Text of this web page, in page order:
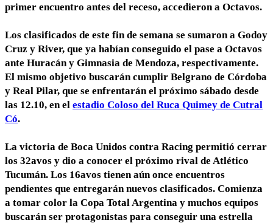
primer encuentro antes del receso, accedieron a Octavos.
Los clasificados de este fin de semana se sumaron a Godoy
Cruz y River, que ya habían conseguido el pase a Octavos
ante Huracán y Gimnasia de Mendoza, respectivamente.
El mismo objetivo buscarán cumplir Belgrano de Córdoba
y Real Pilar, que se enfrentarán el próximo sábado desde
las 12.10, en el estadio Coloso del Ruca Quimey de Cutral
Có.
La victoria de Boca Unidos contra Racing permitió cerrar
los 32avos y dio a conocer el próximo rival de Atlético
Tucumán. Los 16avos tienen aún once encuentros
pendientes que entregarán nuevos clasificados. Comienza
a tomar color la Copa Total Argentina y muchos equipos
buscarán ser protagonistas para conseguir una estrella